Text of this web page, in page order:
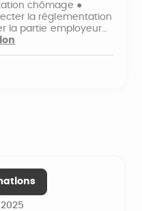
chômage ●
la réglementation
la partie employeur…